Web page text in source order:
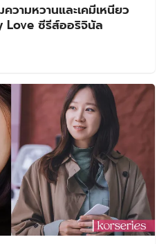
ามหวานและเคมีเหนียว
Love ซีรีส์ออริจินัล